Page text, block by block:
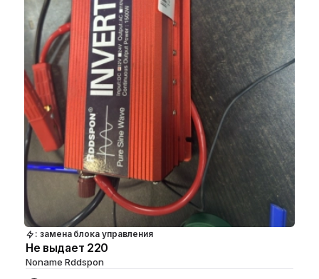
: замена блока управления
Не выдает 220
Noname Rddspon